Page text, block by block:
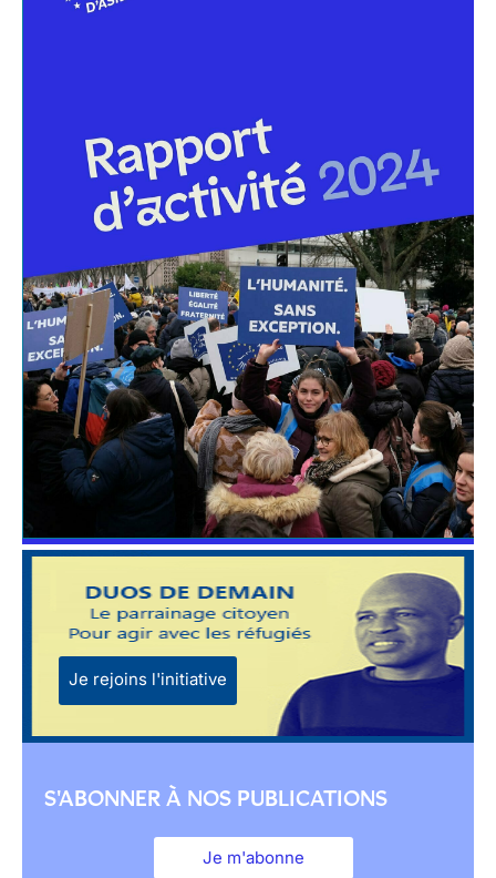
Je rejoins l'initiative
S'ABONNER À NOS PUBLICATIONS
Je m'abonne